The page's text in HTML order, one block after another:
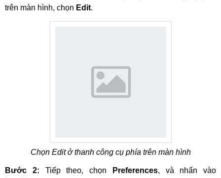
trên màn hình, chọn Edit.
Chọn Edit ở thanh công cụ phía trên màn hình
Bước 2: Tiếp theo, chọn Preferences, và nhấn vào